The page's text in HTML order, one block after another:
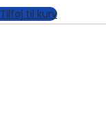
Tilføj til kurv